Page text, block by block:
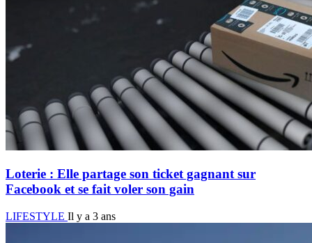
Loterie : Elle partage son ticket gagnant sur
Facebook et se fait voler son gain
LIFESTYLE Il y a 3 ans